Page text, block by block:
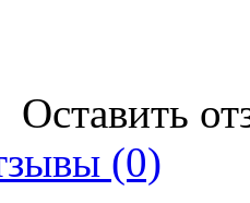
Оставить
(0)